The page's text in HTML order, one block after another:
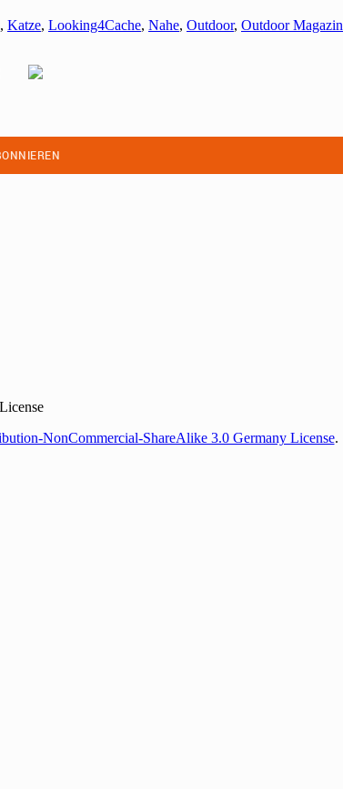
, Katze, Looking4Cache, Nahe, Outdoor, Outdoor Magazin
NonCommercial-ShareAlike 3.0 Germany License.